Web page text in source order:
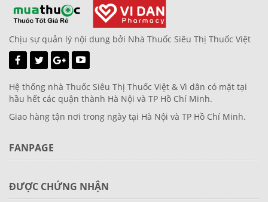
Chịu sự quản lý nội dung bởi Nhà Thuốc Siêu Thị Thuốc Việt
Hệ thống nhà Thuốc Siêu Thị Thuốc Việt & Vì dân có mặt tại
hầu hết các quận thành Hà Nội và TP Hồ Chí Minh.
Giao hàng tận nơi trong ngày tại Hà Nội và TP Hồ Chí Minh.
FANPAGE
ĐƯỢC CHỨNG NHẬN